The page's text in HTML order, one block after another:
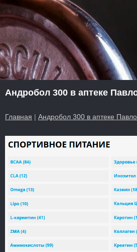
Андробол 300 в аптеке
Главная | Андробол 300 в аптеке